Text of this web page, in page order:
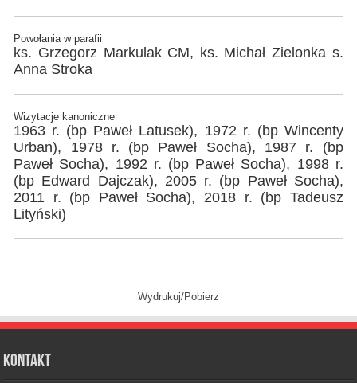
Powołania w parafii
ks. Grzegorz Markulak CM, ks. Michał Zielonka s.
Anna Stroka
Wizytacje kanoniczne
1963 r. (bp Paweł Latusek), 1972 r. (bp Wincenty
Urban), 1978 r. (bp Paweł Socha), 1987 r. (bp
Paweł Socha), 1992 r. (bp Paweł Socha), 1998 r.
(bp Edward Dajczak), 2005 r. (bp Paweł Socha),
2011 r. (bp Paweł Socha), 2018 r. (bp Tadeusz
Lityński)
Wydrukuj/Pobierz
Kontakt